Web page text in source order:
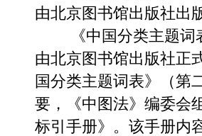
由北京图书馆出版社出
《中国分类主题词表
由北京图书馆出版社正
国分类主题词表》（第
要，《中图法》编委会
标引手册》。该手册内